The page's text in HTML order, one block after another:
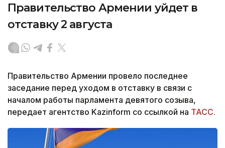
Правительство Армении уйдет в
отставку 2 августа
Правительство Армении провело последнее
заседание перед уходом в отставку в связи с
началом работы парламента девятого созыва,
передает агентство Kazinform со ссылкой на ТАСС.